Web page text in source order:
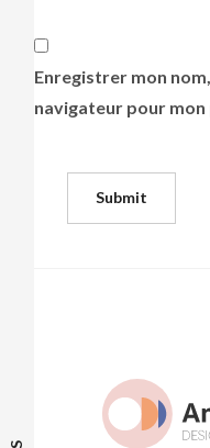
Enregistrer mon
navigateur pour